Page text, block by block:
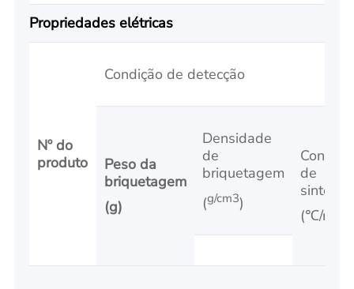
Propriedades elétricas
Nº do
produto
Condição de detecção
Peso da
briquetagem
(g)
Densidade
de
briquetagem
(g/cm3)
de
(℃/min)